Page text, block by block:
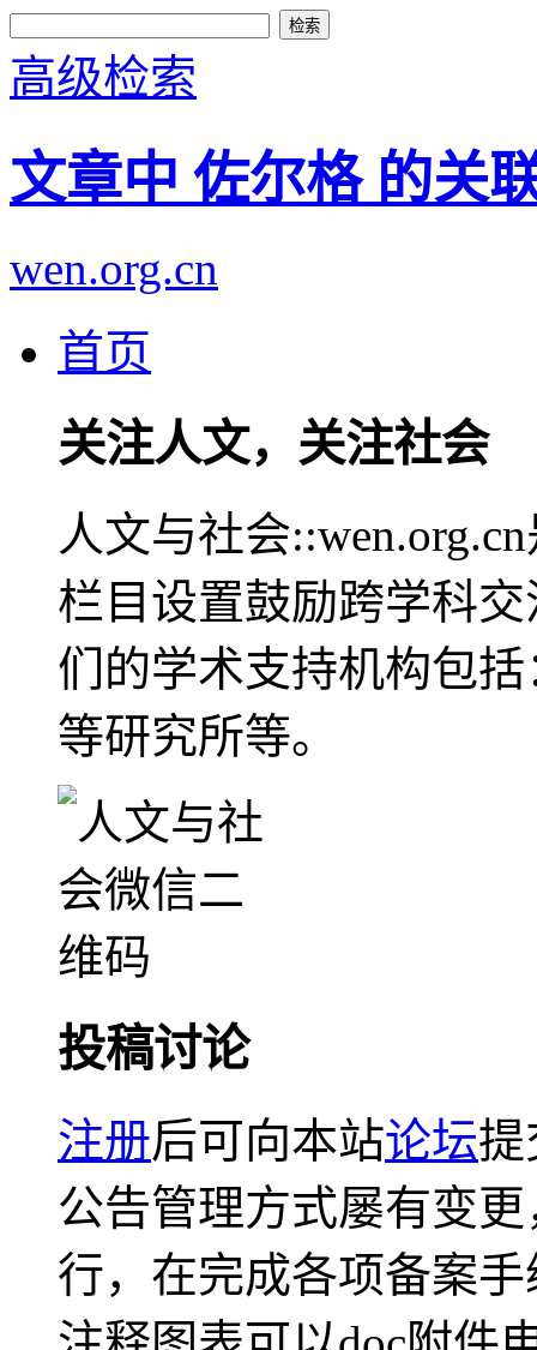
高级检索
文章中 佐尔格 的关
wen.org.cn
首页
关注人文，关注社会
人文与社会
栏目设置鼓励跨学科
们的学术支持机构包
等研究所等。
投稿讨论
注册后可向本站论坛提
公告管理方式屡有变
行，在完成各项备案